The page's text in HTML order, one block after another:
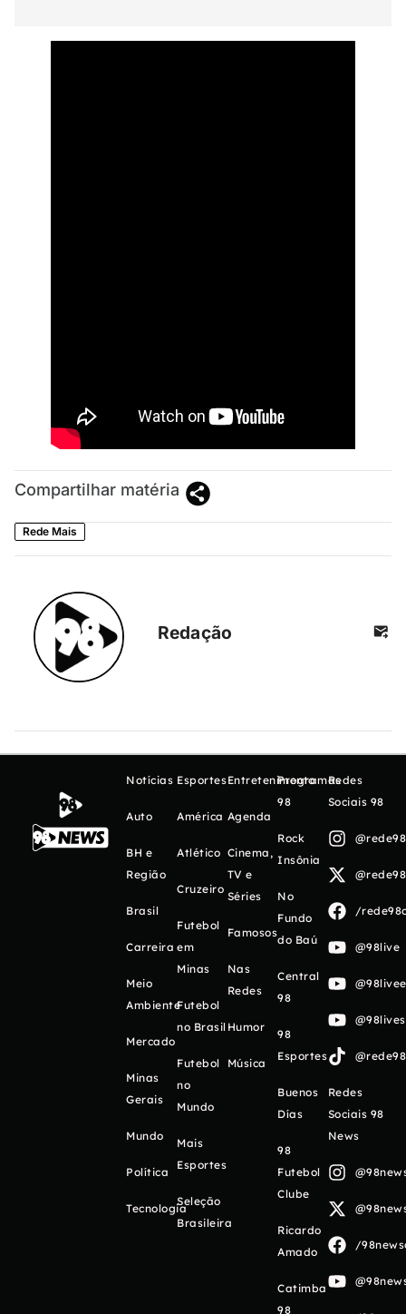
Compartilhar matéria
Rede Mais
Redação
Notícias
Auto
BH e
Região
Brasil
Carreira
Meio
Ambiente
Mercado
Minas
Gerais
Mundo
Política
Tecnologia
Esportes
América
Atlético
Cruzeiro
Futebol
em
Minas
Futebol
no Brasil
Futebol
no
Mundo
Mais
Esportes
Seleção
Brasileira
Entretenimento
Agenda
Cinema,
TV e
Séries
Famosos
Nas
Redes
Humor
Música
Programas
98
Rock
Insônia
No
Fundo
do Baú
Central
98
98
Esportes
Buenos
Días
98
Futebol
Clube
Ricardo
Amado
Catimba
98
Redes
Sociais 98
/
@98live
Redes
Sociais 98
News
/